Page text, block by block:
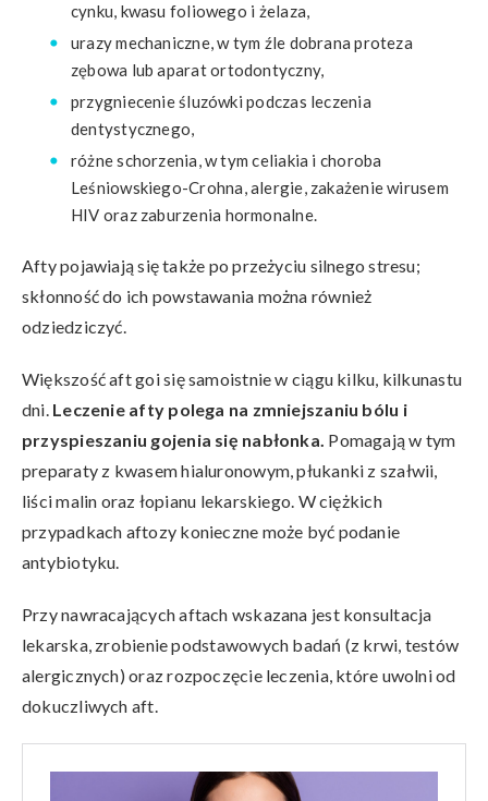
cynku, kwasu foliowego i żelaza,
urazy mechaniczne, w tym źle dobrana proteza
zębowa lub aparat ortodontyczny,
przygniecenie śluzówki podczas leczenia
dentystycznego,
różne schorzenia, w tym celiakia i choroba
Leśniowskiego-Crohna, alergie, zakażenie wirusem
HIV oraz zaburzenia hormonalne.
Afty pojawiają się także po przeżyciu silnego stresu;
skłonność do ich powstawania można również
odziedziczyć.
Większość aft goi się samoistnie w ciągu kilku, kilkunastu
dni. Leczenie afty polega na zmniejszaniu bólu i
przyspieszaniu gojenia się nabłonka. Pomagają w tym
preparaty z kwasem hialuronowym, płukanki z szałwii,
liści malin oraz łopianu lekarskiego. W ciężkich
przypadkach aftozy konieczne może być podanie
antybiotyku.
Przy nawracających aftach wskazana jest konsultacja
lekarska, zrobienie podstawowych badań (z krwi, testów
alergicznych) oraz rozpoczęcie leczenia, które uwolni od
dokuczliwych aft.